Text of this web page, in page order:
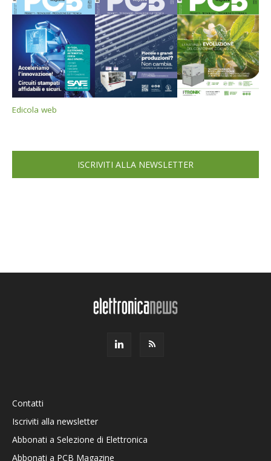
Edicola web
ISCRIVITI ALLA NEWSLETTER
Contatti
Iscriviti alla newsletter
Abbonati a Selezione di Elettronica
Abbonati a PCB Magazine